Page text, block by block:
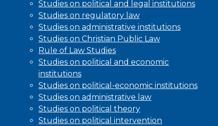
Studies on political and legal institutions
Studies on regulatory law
Studies on administrative institutions
Studies on Christian Public Law
Rule of Law Studies
Studies on political and economic
institutions
Studies on political-economic institutions
Studies on administrative law
Studies on political theory
Studies on political intervention